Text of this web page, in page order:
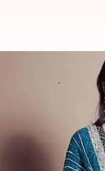
दूसरी बार मां
Aug 12, 2020
बॉलीवुड अभिनेत्री
पिछले काफी समय से